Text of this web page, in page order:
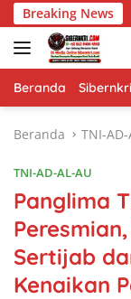
Langsung
ke
konten
Breaking News
Indonesia
Beranda
Beranda TNI-AD-
TNI-AD-AL-AU
Panglima
Sertijab
Kenaikan